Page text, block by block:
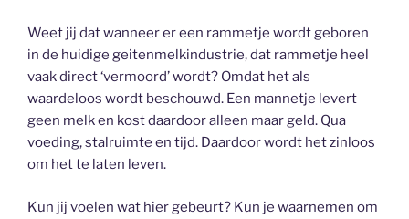
Weet jij dat wanneer er een rammetje wordt geboren
in de huidige geitenmelkindustrie, dat rammetje heel
vaak direct ‘vermoord’ wordt? Omdat het als
waardeloos wordt beschouwd. Een mannetje levert
geen melk en kost daardoor alleen maar geld. Qua
voeding, stalruimte en tijd. Daardoor wordt het zinloos
om het te laten leven.
Kun jij voelen wat hier gebeurt? Kun je waarnemen om